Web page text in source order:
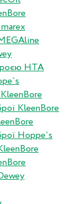
HTA
KleenBore
Hoppe`s